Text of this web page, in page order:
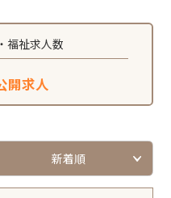
福祉求人数
開求人
新着順